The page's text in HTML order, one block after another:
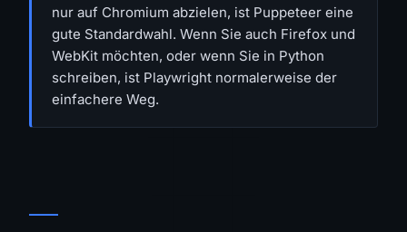
nur auf Chromium abzielen, ist Puppeteer eine
gute Standardwahl. Wenn Sie auch Firefox und
WebKit möchten, oder wenn Sie in Python
schreiben, ist Playwright normalerweise der
einfachere Weg.